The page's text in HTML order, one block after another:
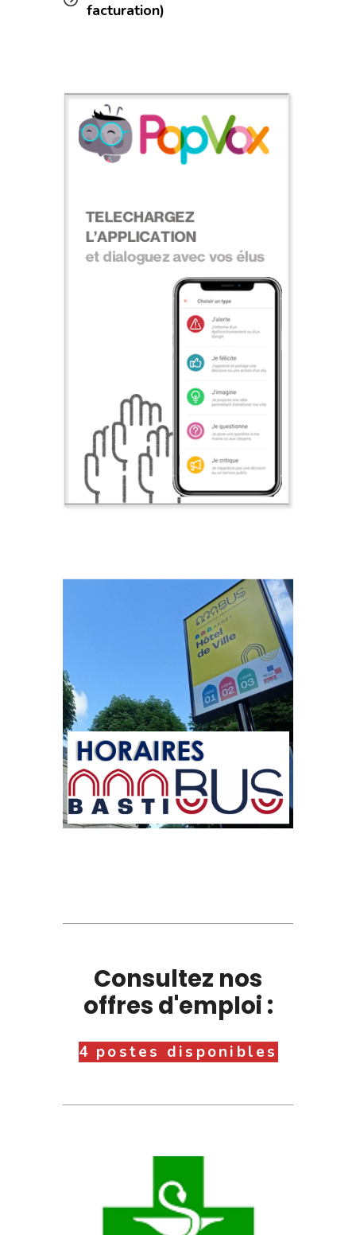
facturation)
Consultez nos
offres d'emploi :
4 postes disponibles